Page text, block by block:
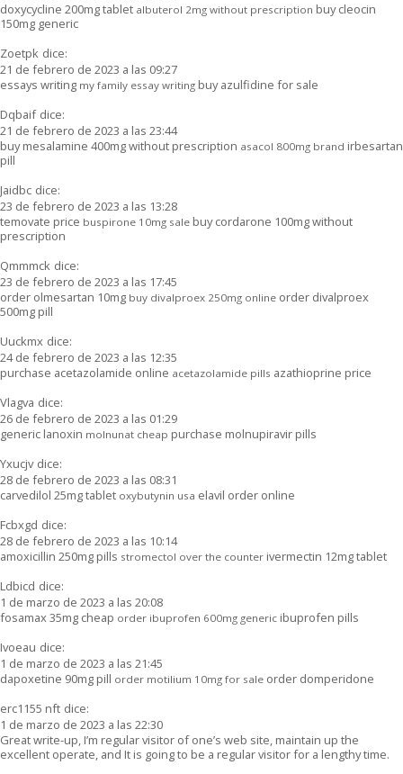
doxycycline 200mg tablet albuterol 2mg without prescription buy cleocin
150mg generic
Zoetpk dice:
21 de febrero de 2023 a las 09:27
essays writing my family essay writing buy azulfidine for sale
Dqbaif dice:
21 de febrero de 2023 a las 23:44
buy mesalamine 400mg without prescription asacol 800mg brand irbesartan
pill
Jaidbc dice:
23 de febrero de 2023 a las 13:28
temovate price buspirone 10mg sale buy cordarone 100mg without
prescription
Qmmmck dice:
23 de febrero de 2023 a las 17:45
order olmesartan 10mg buy divalproex 250mg online order divalproex
500mg pill
Uuckmx dice:
24 de febrero de 2023 a las 12:35
purchase acetazolamide online acetazolamide pills azathioprine price
Vlagva dice:
26 de febrero de 2023 a las 01:29
generic lanoxin molnunat cheap purchase molnupiravir pills
Yxucjv dice:
28 de febrero de 2023 a las 08:31
carvedilol 25mg tablet oxybutynin usa elavil order online
Fcbxgd dice:
28 de febrero de 2023 a las 10:14
amoxicillin 250mg pills stromectol over the counter ivermectin 12mg tablet
Ldbicd dice:
1 de marzo de 2023 a las 20:08
fosamax 35mg cheap order ibuprofen 600mg generic ibuprofen pills
Ivoeau dice:
1 de marzo de 2023 a las 21:45
dapoxetine 90mg pill order motilium 10mg for sale order domperidone
erc1155 nft dice:
1 de marzo de 2023 a las 22:30
Great write-up, I’m regular visitor of one’s web site, maintain up the
excellent operate, and It is going to be a regular visitor for a lengthy time.